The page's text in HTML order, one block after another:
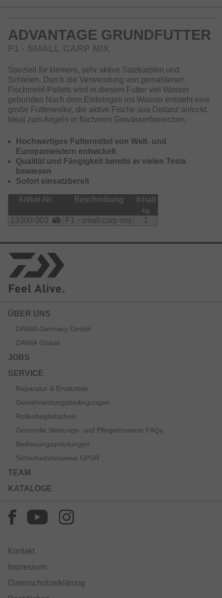
ADVANTAGE GRUNDFUTTER
F1 - SMALL CARP MIX
Speziell für kleinere, sehr aktive Satzkarpfen und
Schleien. Durch die Verwendung von gemahlenen
Fischmehl-Pellets wird in diesem Futter viel Wasser
gebunden Nach dem Einbringen ins Wasser entsteht eine
große Futterwolke, die aktive Fische aus Distanz anlockt.
Ideal zum Angeln in flacheren Gewässerbereichen.
Hochwertiges Futtermittel von Welt- und
Europameistern entwickelt
Qualität und Fängigkeit bereits in vielen Tests
bewiesen
Sofort einsatzbereit
Artikel-Nr. Beschreibung Inhalt
kg
13300-003 F1 - small carp mix 1
ÜBER UNS
DAIWA Germany GmbH
DAIWA Global
JOBS
SERVICE
Reparatur & Ersatzteile
Gewährleistungsbedingungen
Rollenbegleitschein
Generelle Wartungs- und Pflegehinweise FAQs
Bedienungsanleitungen
Sicherheitshinweise GPSR
TEAM
KATALOGE
Kontakt
Impressum
Datenschutzerklärung